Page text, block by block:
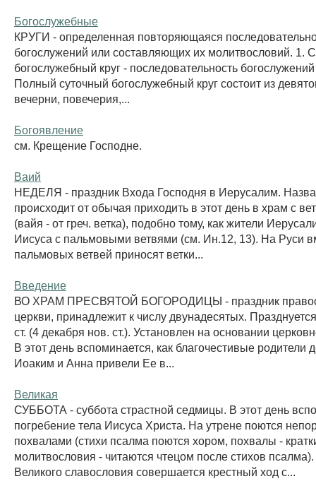
Богослужебные
КРУГИ - определенная повторяющаяся
богослужений или составляющих их молитвословий. 1.
богослужебный круг - последовательность
Полный суточный богослужебный круг состоит из
вечерни, повечерия,...
Богоявление
см. Крещение Господне.
Ваий
НЕДЕЛЯ - праздник Входа Господня в Иерусалим.
происходит от обычая приходить в этот день в храм с
(вайя - от греч. ветка), подобно тому, как жители
Иисуса с пальмовыми ветвями (см. Ин.12, 13). На Руси
пальмовых ветвей приносят ветки...
Введение
ВО ХРАМ ПРЕСВЯТОЙ БОГОРОДИЦЫ - праздник
церкви, принадлежит к числу двунадесятых.
ст. (4 декабря нов. ст.). Установлен на основании
В этот день вспоминается, как благочестивые родители
Иоаким и Анна привели Ее в...
Великая
СУББОТА - суббота страстной седмицы. В этот день
погребение тела Иисуса Христа. На утрене поются
похвалами (стихи псалма поются хором, похвалы -
молитвословия - читаются чтецом после стихов
Великого славословия совершается крестный ход с...